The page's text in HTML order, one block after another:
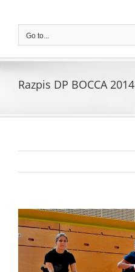
contentGo to...
Razpis DP BOCCA 2014
View
Larger
Image